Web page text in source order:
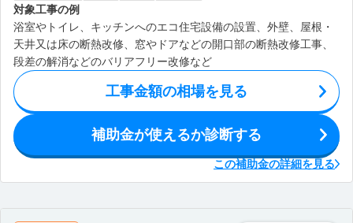
対象工事の例
浴室やトイレ、キッチンへのエコ住宅設備の設置、外壁、屋根・
天井又は床の断熱改修、窓やドアなどの開口部の断熱改修工事、
段差の解消などのバリアフリー改修など
工事金額の相場を見る
補助金が使えるか診断する
この補助金の詳細を見る